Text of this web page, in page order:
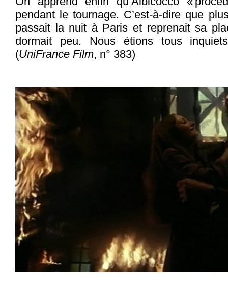
pendant le tournage. C’est-à-dire que
passait la nuit à Paris et reprenait sa
dormait peu. Nous étions tous
(UniFrance Film, n° 383)